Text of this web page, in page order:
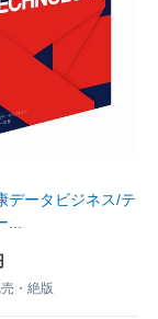
データビジネス/テ
・絶版